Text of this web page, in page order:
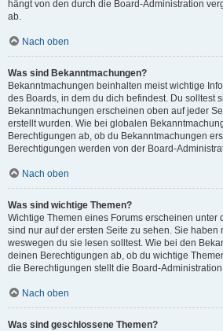
hängt von den durch die Board-Administration
ab.
Nach oben
Was sind Bekanntmachungen?
Bekanntmachungen beinhalten meist wichtige
des Boards, in dem du dich befindest. Du solltest
Bekanntmachungen erscheinen oben auf jeder
erstellt wurden. Wie bei globalen
Berechtigungen ab, ob du Bekanntmachungen
Berechtigungen werden von der Board-
Nach oben
Was sind wichtige Themen?
Wichtige Themen eines Forums erscheinen unter
sind nur auf der ersten Seite zu sehen. Sie haben
weswegen du sie lesen solltest. Wie bei den
deinen Berechtigungen ab, ob du wichtige
die Berechtigungen stellt die Board-
Nach oben
Was sind geschlossene Themen?